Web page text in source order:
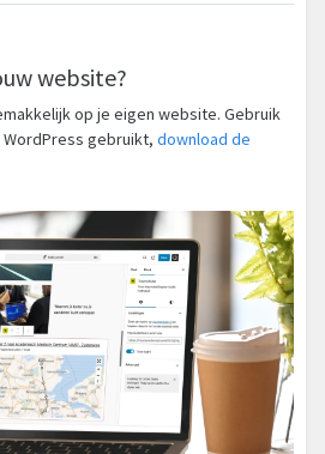
website?
op je eigen website. Gebruik
WordPress gebruikt, download de